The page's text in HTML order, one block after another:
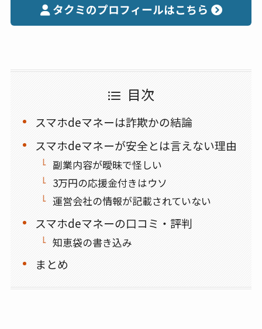
タクミのプロフィールはこちら
目次
スマホdeマネーは詐欺かの結論
スマホdeマネーが安全とは言えない理由
副業内容が曖昧で怪しい
3万円の応援金付きはウソ
運営会社の情報が記載されていない
スマホdeマネーの口コミ・評判
知恵袋の書き込み
まとめ